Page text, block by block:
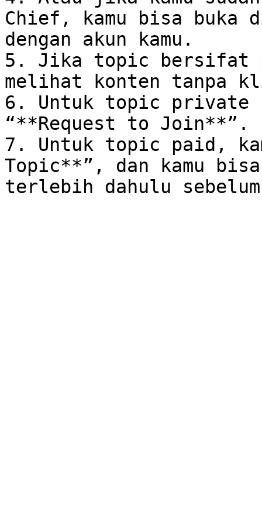
Chief, kamu bisa
dengan akun kamu.
5. Jika topic bersifat
melihat konten tanpa
6. Untuk topic private
“**Request to Join**”.
7. Untuk topic paid,
Topic**”, dan kamu